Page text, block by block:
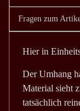
Fragen zum
Hier in
Der Umhang
Material sieht
tatsächlich